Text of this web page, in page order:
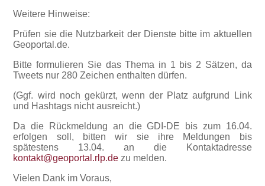
Weitere Hinweise:
Prüfen sie die Nutzbarkeit der Dienste bitte im aktuellen
Geoportal.de.
Bitte formulieren Sie das Thema in 1 bis 2 Sätzen, da
Tweets nur 280 Zeichen enthalten dürfen.
(Ggf. wird noch gekürzt, wenn der Platz aufgrund Link
und Hashtags nicht ausreicht.)
Da die Rückmeldung an die GDI-DE bis zum 16.04.
erfolgen soll, bitten wir sie ihre Meldungen bis
spätestens 13.04. an die Kontaktadresse
kontakt@geoportal.rlp.de zu melden.
Vielen Dank im Voraus,